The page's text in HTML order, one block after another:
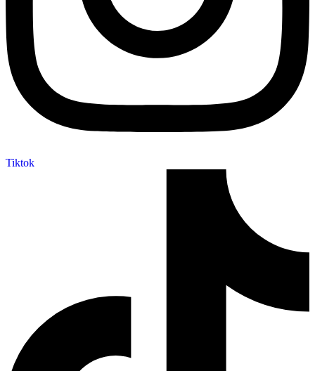
Tiktok